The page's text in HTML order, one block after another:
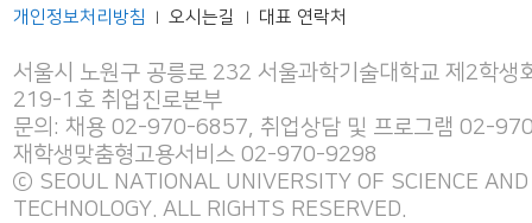
개인정보처리방침 | 오시는길 | 대표 연락처
서울시 노원구 공릉로 232 서울과학기술대학교 제2학생
219-1호 취업진로본부
문의: 채용 02-970-6857, 취업상담 및 프로그램 02-
재학생맞춤형고용서비스 02-970-9298
ⓒ SEOUL NATIONAL UNIVERSITY OF SCIENCE AND
TECHNOLOGY. ALL RIGHTS RESERVED.